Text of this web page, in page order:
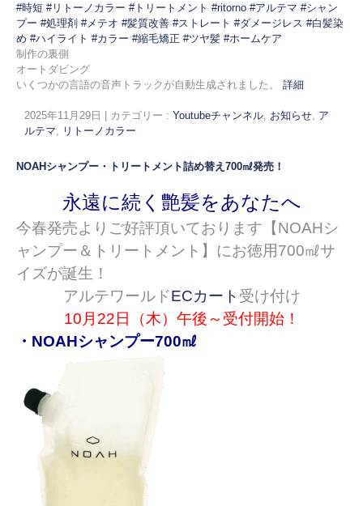
#時短 #リトーノカラー #トリートメント #ritorno #アルテマ #シャン
プー #処理剤 #メテオ #髪質改善 #ストレート #ダメージレス #白髪染
め #ハイライト #カラー #縮毛矯正 #ツヤ髪 #ホームケア
制作の裏側
オートダビング
いくつかの言語の音声トラックが自動生成されました。 詳細
2025年11月29日 カテゴリー : Youtubeチャンネル, お知らせ, ア
ルテマ, リトーノカラー
NOAHシャンプー・トリートメント詰め替え700㎖発売！
永遠に続く艶髪をあなたへ
今春発売よりご好評頂いております【NOAHシ
ャンプー＆トリートメント】にお徳用700㎖サ
イズが誕生！
アルテワールドECカート 受け付け
10月22 日（木）午後～受付開始！
・NOAHシャンプー700㎖